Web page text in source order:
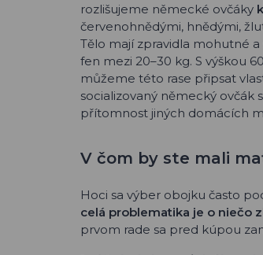
rozlišujeme německé ovčáky
červenohnědými, hnědými,
Tělo mají zpravidla mohutné
fen mezi 20–30 kg. S výškou
můžeme této rase připsat
socializovaný německý ovčák
přítomnost jiných domácích
V čom by ste mali
Hoci sa výber obojku často
celá problematika je o niečo
prvom rade sa pred kúpou